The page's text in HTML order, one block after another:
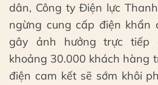
dân, Công ty Điện lực
ngừng cung cấp điện khẩn
gây ảnh hưởng trực tiếp
khoảng 30.000 khách hàng
điện cam kết sẽ sớm khôi